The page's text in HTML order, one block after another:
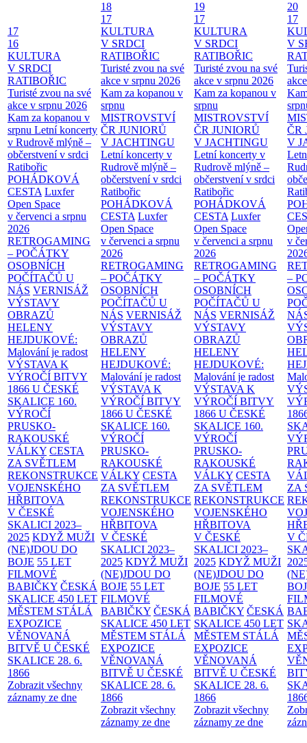
17
16
KULTURA
V SRDCI
RATIBOŘIC
Turisté zvou na své
akce v srpnu 2026
Kam za kopanou v
srpnu Letní koncerty
v Rudrově mlýně –
občerstvení v srdci
Ratibořic
POHÁDKOVÁ
CESTA Luxfer
Open Space
v červenci a srpnu
2026
RETROGAMING
– POČÁTKY
OSOBNÍCH
POČÍTAČŮ U
NÁS VERNISÁŽ
VÝSTAVY
OBRAZŮ
HELENY
HEJDUKOVÉ:
Malování je radost
VÝSTAVA K
VÝROČÍ BITVY
1866 U ČESKÉ
SKALICE 160.
VÝROČÍ
PRUSKO-
RAKOUSKÉ
VÁLKY CESTA
ZA SVĚTLEM
REKONSTRUKCE
VOJENSKÉHO
HŘBITOVA
V ČESKÉ
SKALICI 2023–
2025 KDYŽ MUŽI
(NE)JDOU DO
BOJE 55 LET
FILMOVÉ
BABIČKY ČESKÁ
SKALICE 450 LET
MĚSTEM STÁLÁ
EXPOZICE
VĚNOVANÁ
BITVĚ U ČESKÉ
SKALICE 28. 6.
1866
Zobrazit všechny
záznamy ze dne
18
17
KULTURA
V SRDCI
RATIBOŘIC
Turisté zvou na své
akce v srpnu 2026
Kam za kopanou v
srpnu
MISTROVSTVÍ
ČR JUNIORŮ
V JACHTINGU
Letní koncerty v
Rudrově mlýně –
občerstvení v srdci
Ratibořic
POHÁDKOVÁ
CESTA Luxfer
Open Space
v červenci a srpnu
2026
RETROGAMING
– POČÁTKY
OSOBNÍCH
POČÍTAČŮ U
NÁS VERNISÁŽ
VÝSTAVY
OBRAZŮ
HELENY
HEJDUKOVÉ:
Malování je radost
VÝSTAVA K
VÝROČÍ BITVY
1866 U ČESKÉ
SKALICE 160.
VÝROČÍ
PRUSKO-
RAKOUSKÉ
VÁLKY CESTA
ZA SVĚTLEM
REKONSTRUKCE
VOJENSKÉHO
HŘBITOVA
V ČESKÉ
SKALICI 2023–
2025 KDYŽ MUŽI
(NE)JDOU DO
BOJE 55 LET
FILMOVÉ
BABIČKY ČESKÁ
SKALICE 450 LET
MĚSTEM STÁLÁ
EXPOZICE
VĚNOVANÁ
BITVĚ U ČESKÉ
SKALICE 28. 6.
1866
Zobrazit všechny
záznamy ze dne
19
17
KULTURA
V SRDCI
RATIBOŘIC
Turisté zvou na své
akce v srpnu 2026
Kam za kopanou v
srpnu
MISTROVSTVÍ
ČR JUNIORŮ
V JACHTINGU
Letní koncerty v
Rudrově mlýně –
občerstvení v srdci
Ratibořic
POHÁDKOVÁ
CESTA Luxfer
Open Space
v červenci a srpnu
2026
RETROGAMING
– POČÁTKY
OSOBNÍCH
POČÍTAČŮ U
NÁS VERNISÁŽ
VÝSTAVY
OBRAZŮ
HELENY
HEJDUKOVÉ:
Malování je radost
VÝSTAVA K
VÝROČÍ BITVY
1866 U ČESKÉ
SKALICE 160.
VÝROČÍ
PRUSKO-
RAKOUSKÉ
VÁLKY CESTA
ZA SVĚTLEM
REKONSTRUKCE
VOJENSKÉHO
HŘBITOVA
V ČESKÉ
SKALICI 2023–
2025 KDYŽ MUŽI
(NE)JDOU DO
BOJE 55 LET
FILMOVÉ
BABIČKY ČESKÁ
SKALICE 450 LET
MĚSTEM STÁLÁ
EXPOZICE
VĚNOVANÁ
BITVĚ U ČESKÉ
SKALICE 28. 6.
1866
Zobrazit všechny
záznamy ze dne
20
17
V
ČR
V
v
–
ZA
V